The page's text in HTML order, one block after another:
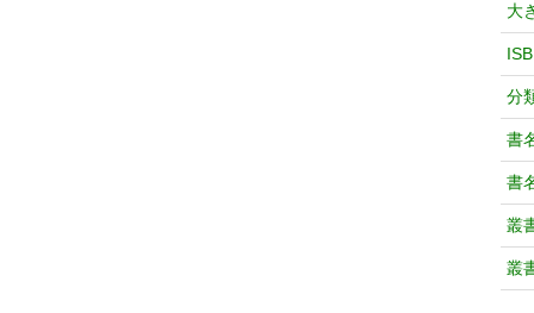
大
分
書
書
叢
叢